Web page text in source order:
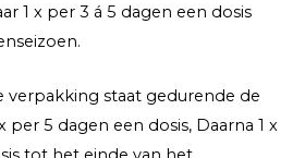
1 x per 3 á 5 dagen een dosis
verpakking staat gedurende de
per 5 dagen een dosis, Daarna 1 x